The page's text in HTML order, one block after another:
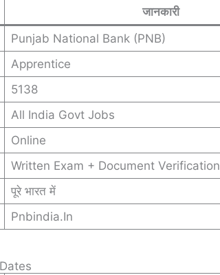
जानकारी
Punjab National Bank (PNB)
Apprentice
5138
All India Govt Jobs
Online
Written Exam + Document Verification
पूरे भारत में
Pnbindia.in